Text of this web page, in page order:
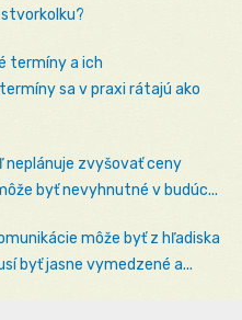
termíny a ich
sa v praxi rátajú ako
zvyšovať ceny
byť nevyhnutné v budúc...
môže byť z hľadiska
byť jasne vymedzené a...